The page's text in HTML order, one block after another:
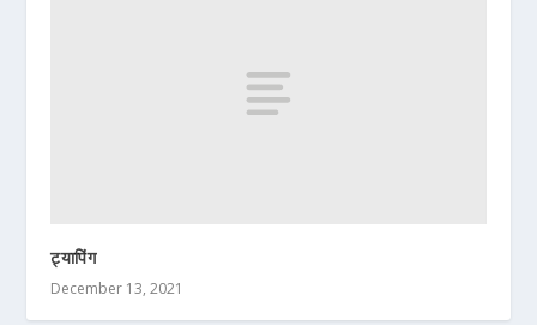
ट्यापिंग
December 13, 2021